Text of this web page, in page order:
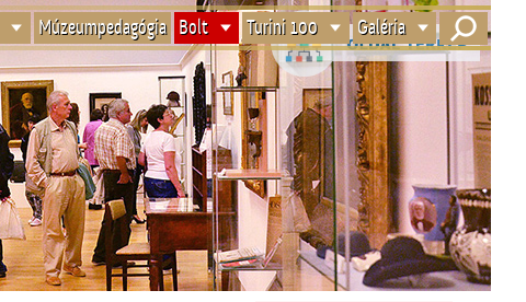
Múzeumpedagógia Bolt Turini 100 Galéria